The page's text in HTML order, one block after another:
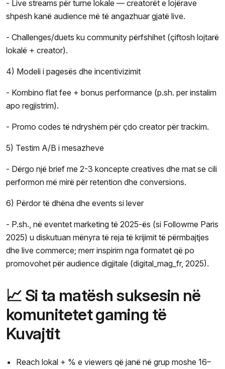
- Live streams për turne lokale — creatorët e lojërave
shpesh kanë audience më të angazhuar gjatë live.
- Challenges/duets ku community përfshihet (çiftosh lojtarë
lokalë + creator).
4) Modeli i pagesës dhe incentivizimit
- Kombino flat fee + bonus performance (p.sh. per instalim
apo regjistrim).
- Promo codes të ndryshëm për çdo creator për trackim.
5) Testim A/B i mesazheve
- Dërgo një brief me 2-3 koncepte creatives dhe mat se cili
performon më mirë për retention dhe conversions.
6) Përdor të dhëna dhe events si lever
- P.sh., në eventet marketing të 2025-ës (si Followme Paris
2025) u diskutuan mënyra të reja të krijimit të përmbajtjes
dhe live commerce; merr inspirim nga formatet që po
promovohet për audience digjitale (digital_mag_fr, 2025).
📈 Si ta matësh suksesin në
komunitetet gaming të
Kuvajtit
Reach lokal + % e viewers që janë në grup moshe 16–